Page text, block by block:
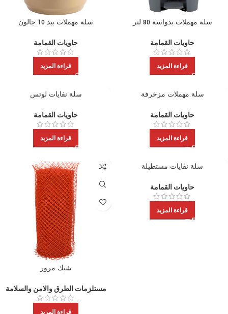
سلة مهملات بدواسة 80 لتر
حاويات القمامة
قراءة المزيد
سلة مهملات بيد 10 جالون
حاويات القمامة
قراءة المزيد
سلة مهملات مزخرفة
حاويات القمامة
قراءة المزيد
سلة نفايات لوتس
حاويات القمامة
قراءة المزيد
سلة نفايات مستطيلة
حاويات القمامة
قراءة المزيد
شبك مرور
مستلزمات الطرق والامن والسلامة
قراءة المزيد